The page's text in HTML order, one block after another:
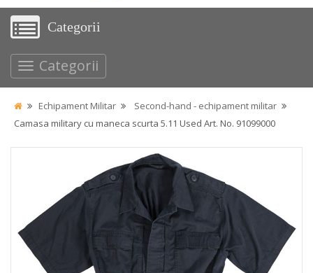
Categorii
Categorii
Echipament Militar
Second-hand - echipament militar
Camasa military cu maneca scurta 5.11 Used Art. No. 91099000